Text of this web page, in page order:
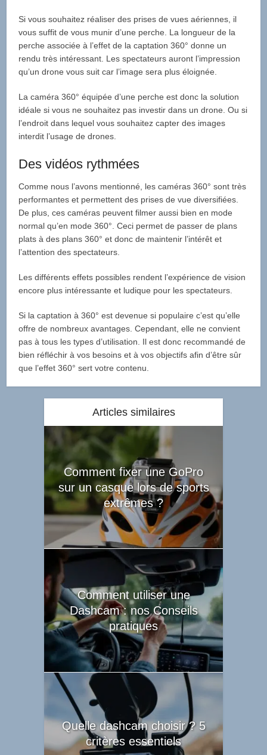
Si vous souhaitez réaliser des prises de vues aériennes, il
vous suffit de vous munir d’une perche. La longueur de la
perche associée à l’effet de la captation 360° donne un
rendu très intéressant. Les spectateurs auront l’impression
qu’un drone vous suit car l’image sera plus éloignée.
La caméra 360° équipée d’une perche est donc la solution
idéale si vous ne souhaitez pas investir dans un drone. Ou si
l’endroit dans lequel vous souhaitez capter des images
interdit l’usage de drones.
Des vidéos rythmées
Comme nous l’avons mentionné, les caméras 360° sont très
performantes et permettent des prises de vue diversifiées.
De plus, ces caméras peuvent filmer aussi bien en mode
normal qu’en mode 360°. Ceci permet de passer de plans
plats à des plans 360° et donc de maintenir l’intérêt et
l’attention des spectateurs.
Les différents effets possibles rendent l’expérience de vision
encore plus intéressante et ludique pour les spectateurs.
Si la captation à 360° est devenue si populaire c’est qu’elle
offre de nombreux avantages. Cependant, elle ne convient
pas à tous les types d’utilisation. Il est donc recommandé de
bien réfléchir à vos besoins et à vos objectifs afin d’être sûr
que l’effet 360° sert votre contenu.
Articles similaires
Comment fixer une GoPro
sur un casque lors de sports
extrêmes ?
Comment utiliser une
Dashcam : nos Conseils
pratiques
Quelle dashcam choisir ? 5
critères essentiels